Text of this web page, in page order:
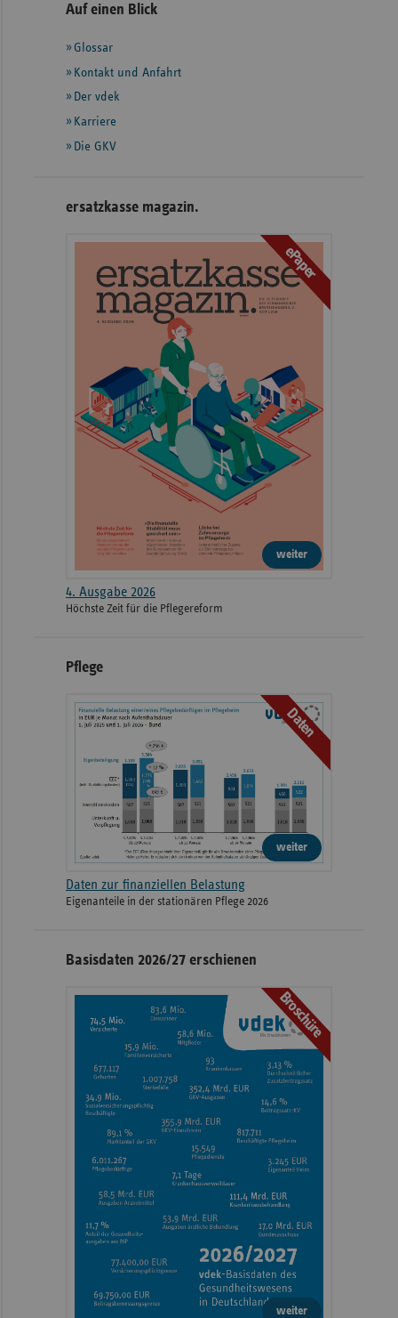
Seitennavigation
Seitenleiste
weiteren
Informationen
Auf einen Blick
Glossar
Kontakt und Anfahrt
Der vdek
Karriere
Die GKV
ersatzkasse magazin.
ePaper
weiter
4. Ausgabe 2026
Höchste Zeit für die Pflegereform
Pflege
Daten
weiter
Daten zur finanziellen Belastung
Eigenanteile in der stationären Pflege 2026
Basisdaten 2026/27 erschienen
Broschüre
weiter